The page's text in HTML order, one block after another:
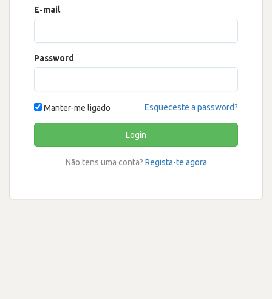
E-mail
Password
Manter-me ligado Esqueceste a password?
Login
Não tens uma conta? Regista-te agora